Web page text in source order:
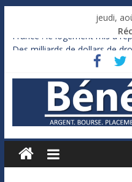
jeudi,
France : le logement mis à
Des milliards de dollars de
Royaume-Uni : Andy
Xavier Niel, le milliardaire
Ruée des fortunes russes